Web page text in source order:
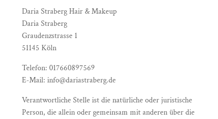
Daria Straberg Hair & Makeup
Daria Straberg
Graudenzstrasse 1
51145 Köln
Telefon: 017660897569
E-Mail: info@dariastraberg.de
Verantwortliche Stelle ist die natürliche oder juristische
Person, die allein oder gemeinsam mit anderen über die